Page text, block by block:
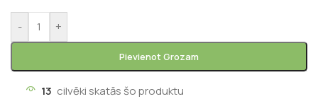
- +
Pievienot Grozam
13 cilvēki skatās šo produktu